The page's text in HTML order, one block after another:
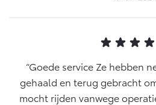
Goede service Ze hebben
gehaald en terug gebracht
mocht rijden vanwege